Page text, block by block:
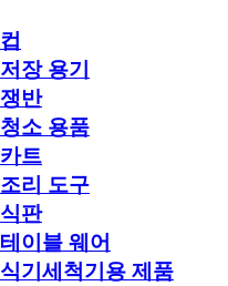
컵
저장 용기
쟁반
청소 용품
카트
조리 도구
식판
테이블 웨어
식기세척기용 제품